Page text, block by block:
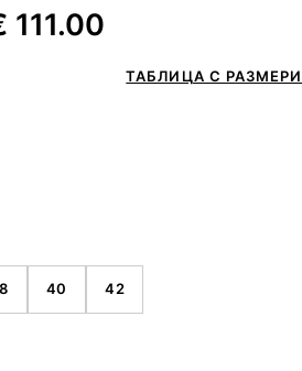
111.00
ТАБЛИЦА С РАЗМЕРИ
40 42